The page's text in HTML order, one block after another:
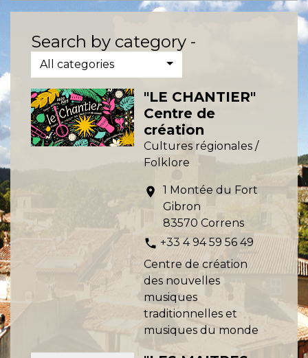
Search by category -
All categories
"LE CHANTIER"
Centre de
création
Cultures régionales /
Folklore
location_on
1 Montée du Fort
Gibron
83570 Correns
phone +33 4 94 59 56 49
Centre de création
des nouvelles
musiques
traditionnelles et
musiques du monde